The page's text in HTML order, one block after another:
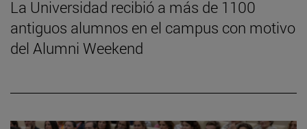
La Universidad recibió a más de 1100
antiguos alumnos en el campus con motivo
del Alumni Weekend